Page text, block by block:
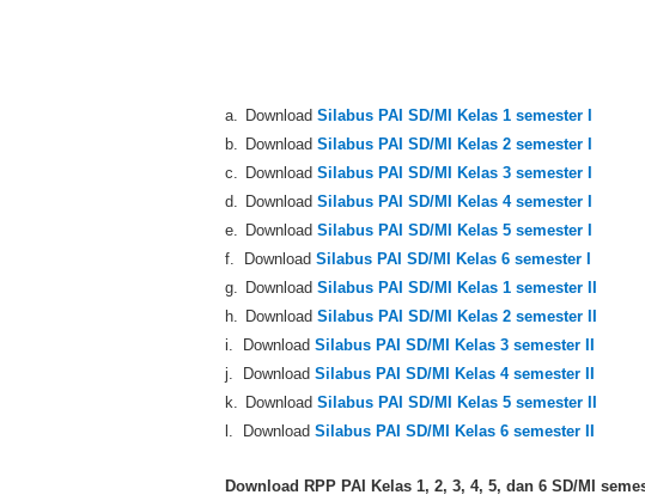
a. Download Silabus PAI SD/MI Kelas 1 semester I
b. Download Silabus PAI SD/MI Kelas 2 semester I
c. Download Silabus PAI SD/MI Kelas 3 semester I
d. Download Silabus PAI SD/MI Kelas 4 semester I
e. Download Silabus PAI SD/MI Kelas 5 semester I
f.
Download Silabus PAI SD/MI Kelas 6 semester I
g. Download Silabus PAI SD/MI Kelas 1 semester II
h. Download Silabus PAI SD/MI Kelas 2 semester II
i.
Download Silabus PAI SD/MI Kelas 3 semester II
j.
Download Silabus PAI SD/MI Kelas 4 semester II
k. Download Silabus PAI SD/MI Kelas 5 semester II
l.
Download Silabus PAI SD/MI Kelas 6 semester II
Download RPP PAI Kelas 1, 2, 3, 4, 5, dan 6 SD/MI